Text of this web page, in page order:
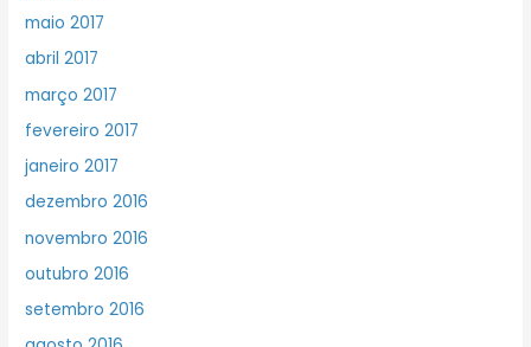
maio 2017
abril 2017
março 2017
fevereiro 2017
janeiro 2017
dezembro 2016
novembro 2016
outubro 2016
setembro 2016